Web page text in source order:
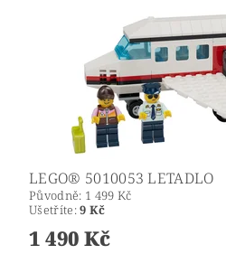
LEGO® 5010053 LETADLO
Původně: 1 499 Kč
Ušetříte:9 Kč
1 490 Kč